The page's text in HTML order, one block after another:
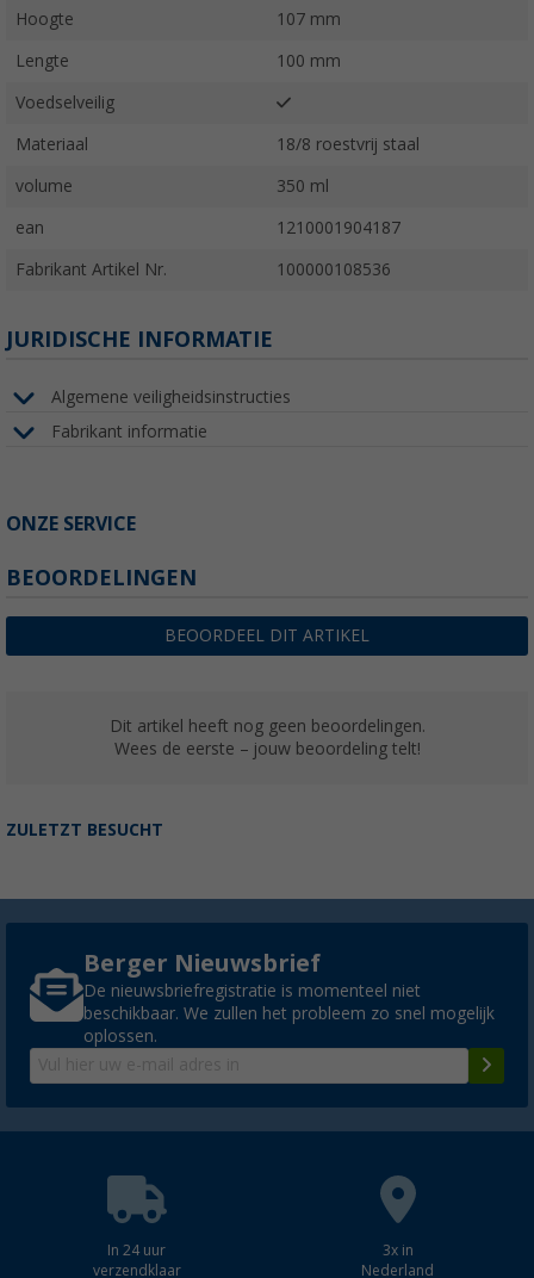
Hoogte 107 mm
Lengte 100 mm
Voedselveilig
Materiaal 18/8 roestvrij staal
volume 350 ml
ean 1210001904187
Fabrikant Artikel Nr. 100000108536
JURIDISCHE INFORMATIE
Algemene veiligheidsinstructies
Fabrikant informatie
ONZE SERVICE
BEOORDELINGEN
BEOORDEEL DIT ARTIKEL
Dit artikel heeft nog geen beoordelingen.
Wees de eerste – jouw beoordeling telt!
ZULETZT BESUCHT
Berger Nieuwsbrief
De nieuwsbriefregistratie is momenteel niet
beschikbaar. We zullen het probleem zo snel mogelijk
oplossen.
In 24 uur
verzendklaar
3x in
Nederland